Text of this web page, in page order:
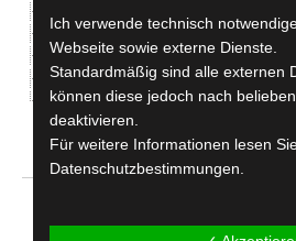
News
Kontakt + GB
Datenschutzerklärung
Impressum
travel-addicted
Ich verwende technisch
Webseite sowie externe Dienste.
Standardmäßig sind alle externen
können diese jedoch nach
deaktivieren.
Für weitere Informationen lesen
Datenschutzbestimmungen.